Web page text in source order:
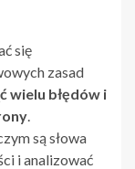
się
zasad
wielu błędów i
.
są słowa
i analizować